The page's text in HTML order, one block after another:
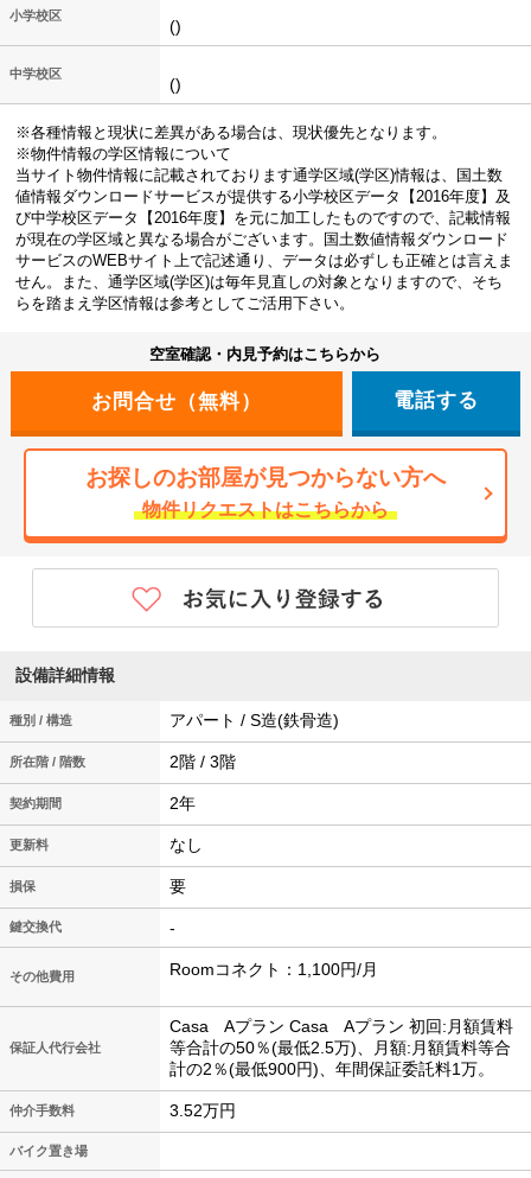
小学校区
()
中学校区
()
※各種情報と現状に差異がある場合は、現状優先となります。
※物件情報の学区情報について
当サイト物件情報に記載されております通学区域(学区)情報は、国土数
値情報ダウンロードサービスが提供する小学校区データ【2016年度】及
び中学校区データ【2016年度】を元に加工したものですので、記載情報
が現在の学区域と異なる場合がございます。国土数値情報ダウンロード
サービスのWEBサイト上で記述通り、データは必ずしも正確とは言えま
せん。また、通学区域(学区)は毎年見直しの対象となりますので、そち
らを踏まえ学区情報は参考としてご活用下さい。
空室確認・内見予約はこちらから
電話する
お探しのお部屋が見つからない方へ
物件リクエストはこちらから
設備詳細情報
種別 / 構造 アパート / S造(鉄骨造)
所在階 / 階数 2階 / 3階
契約期間 2年
更新料 なし
損保 要
鍵交換代 -
その他費用 Roomコネクト：1,100円/月
保証人代行会社
Casa Aプラン Casa Aプラン 初回:月額賃料
等合計の50％(最低2.5万)、月額:月額賃料等合
計の2％(最低900円)、年間保証委託料1万。
仲介手数料 3.52万円
バイク置き場